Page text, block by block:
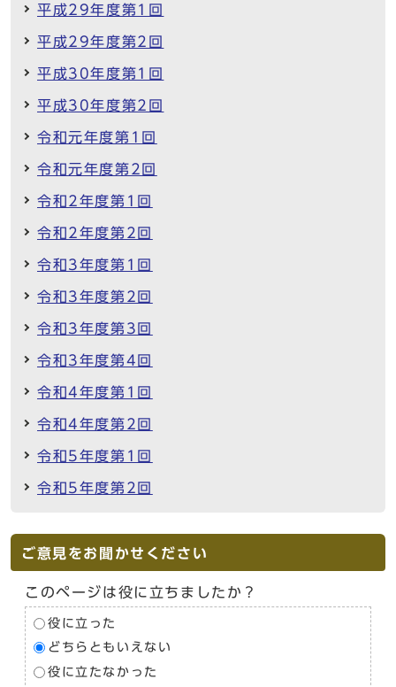
平成29年度第1回
平成29年度第2回
平成30年度第1回
平成30年度第2回
令和元年度第1回
令和元年度第2回
令和2年度第1回
令和2年度第2回
令和3年度第1回
令和3年度第2回
令和3年度第3回
令和3年度第4回
令和4年度第1回
令和4年度第2回
令和5年度第1回
令和5年度第2回
ご意見をお聞かせください
このページは役に立ちましたか？
役に立った
どちらともいえない
役に立たなかった